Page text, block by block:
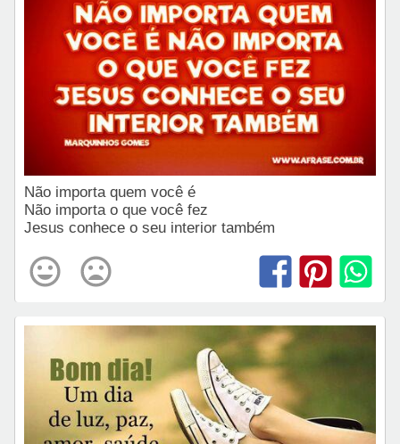
Não importa quem você é
Não importa o que você fez
Jesus conhece o seu interior também